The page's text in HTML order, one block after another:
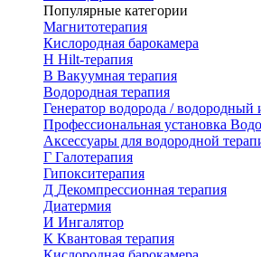
Популярные категории
Магнитотерапия
Кислородная барокамера
H Hilt-терапия
В Вакуумная терапия
Водородная терапия
Генератор водорода / водородный
Профессиональная установка
Аксессуары для водородной
Г Галотерапия
Гипокситерапия
Д Декомпрессионная терапия
Диатермия
И Ингалятор
К Квантовая терапия